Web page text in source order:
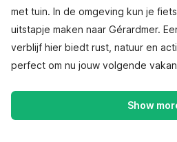
met tuin. In de omgeving kun je
uitstapje maken naar Gérardmer.
verblijf hier biedt rust, natuur en
perfect om nu jouw volgende
Show